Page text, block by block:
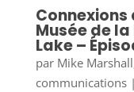
Connexions
Musée de
Lake –
par Mike
communications|